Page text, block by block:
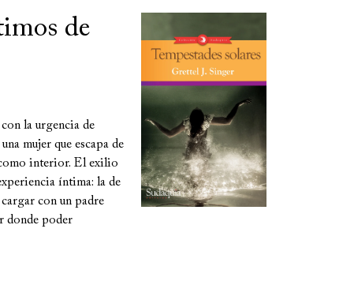
de
la urgencia de
mujer que escapa de
interior. El exilio
íntima: la de
con un padre
donde poder